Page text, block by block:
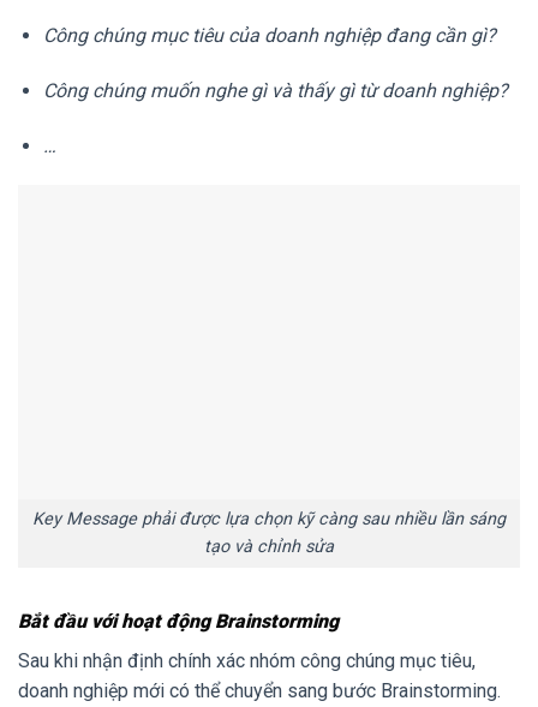
Công chúng mục tiêu của doanh nghiệp đang cần gì?
Công chúng muốn nghe gì và thấy gì từ doanh nghiệp?
…
Key Message phải được lựa chọn kỹ càng sau nhiều lần sáng
tạo và chỉnh sửa
Bắt đầu với hoạt động Brainstorming
Sau khi nhận định chính xác nhóm công chúng mục tiêu,
doanh nghiệp mới có thể chuyển sang bước Brainstorming.